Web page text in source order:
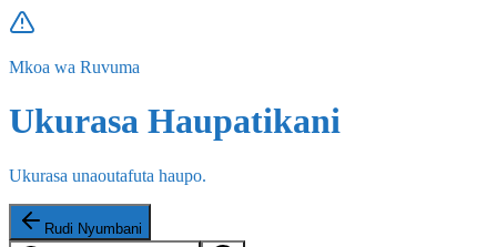
Mkoa wa Ruvuma
Ukurasa Haupatikani
Ukurasa unaoutafuta haupo.
Rudi Nyumbani